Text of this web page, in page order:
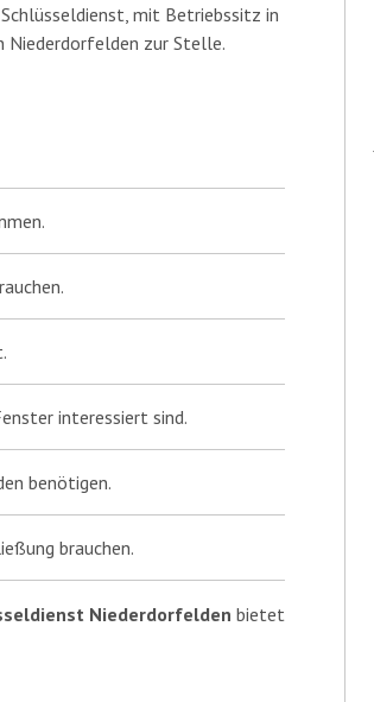
mit Betriebssitz in
zur Stelle.
interessiert sind.
benötigen.
brauchen.
Niederdorfelden bietet